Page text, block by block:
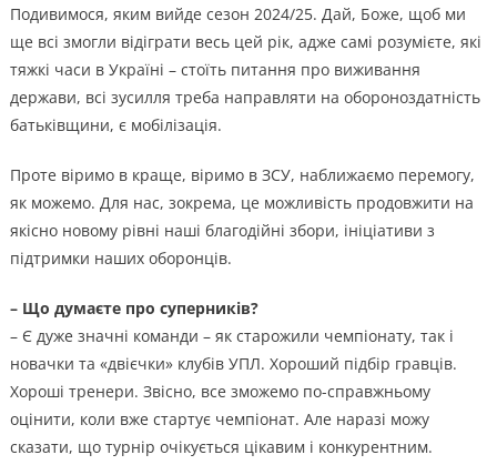
Подивимося, яким вийде сезон 2024/25. Дай, Боже, щоб ми
ще всі змогли відіграти весь цей рік, адже самі розумієте, які
тяжкі часи в Україні – стоїть питання про виживання
держави, всі зусилля треба направляти на обороноздатність
батьківщини, є мобілізація.
Проте віримо в краще, віримо в ЗСУ, наближаємо перемогу,
як можемо. Для нас, зокрема, це можливість продовжити на
якісно новому рівні наші благодійні збори, ініціативи з
підтримки наших оборонців.
– Що думаєте про суперників?
– Є дуже значні команди – як старожили чемпіонату, так і
новачки та «двієчки» клубів УПЛ. Хороший підбір гравців.
Хороші тренери. Звісно, все зможемо по-справжньому
оцінити, коли вже стартує чемпіонат. Але наразі можу
сказати, що турнір очікується цікавим і конкурентним.